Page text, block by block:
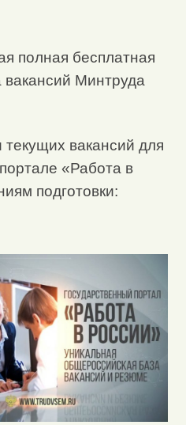
полная бесплатная
Минтруда
вакансий для
«Работа в
подготовки: